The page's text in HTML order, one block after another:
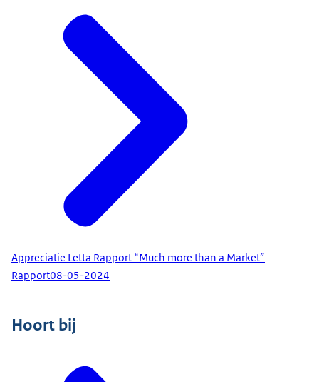
Appreciatie Letta Rapport “Much more than a Market”
Rapport08-05-2024
Hoort bij